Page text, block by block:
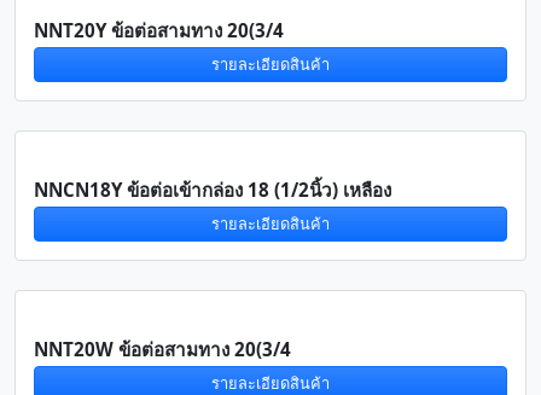
NNT20Y ข้อต่อสามทาง 20(3/4
รายละเอียดสินค้า
NNCN18Y ข้อต่อเข้ากล่อง 18 (1/2นิ้ว) เหลือง
รายละเอียดสินค้า
NNT20W ข้อต่อสามทาง 20(3/4
รายละเอียดสินค้า